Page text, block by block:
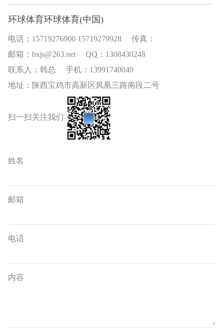
环球体育环球体育(中国)
电话：15719276900 15719279928 传真：
邮箱：bxjs@263.net QQ：1308430248
联系人：韩总 手机：13991740040
地址：陕西宝鸡市高新区凤凰三路南段二号
扫一扫关注我们
姓名
邮箱
电话
内容